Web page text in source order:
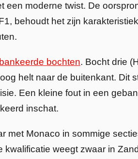
een moderne twist. De
behoudt het zijn
bochten. Bocht drie
helt naar de buitenkant. Dit
Een kleine fout in een
inschat.
met Monaco in sommige
weegt zwaar in